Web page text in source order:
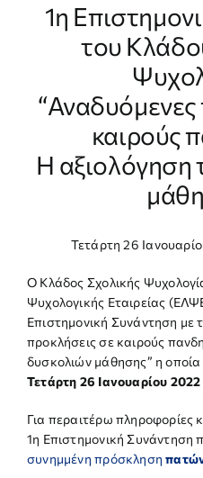
1η
του
καιρούς
Η αξιολόγηση
Τετάρτη 26
Ο Κλάδος Σχολικής
Ψυχολογικής Εταιρείας
Επιστημονική Συνάντηση με
προκλήσεις σε καιρούς
δυσκολιών μάθησης” η
Τετάρτη 26 Ιανουαρίου
Για περαιτέρω πληροφορίες
1η Επιστημονική Συνάντηση
συνημμένη πρόσκληση